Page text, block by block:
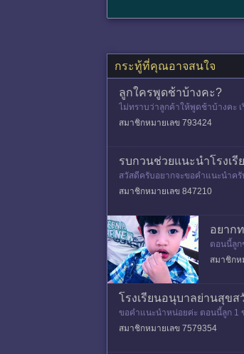
กระทู้ที่คุณอาจสนใจ
ลูกใครพูดช้าบ้างคะ?
ไม่ทราบว่าลูกค้าให้พูดช้าบ้างคะ
กใครขี้เกียจ
สมาชิกหมายเลข 793424
รบกวนช่วยแนะนำโรงเ
สวัสดีครับอยากจะขอคำแนะนำครั
มอนุบาลมา2ที่ แต่เร
สมาชิกหมายเลข 847210
อยาก
ตอนนี้ลูก
สมาชิกห
โรงเรียนอนุบาลย่านสุขส
ขอคำแนะนำหน่อยค่ะ ตอนนี้ลูก 1
ปก็ได้ค่ะ
สมาชิกหมายเลข 7579354